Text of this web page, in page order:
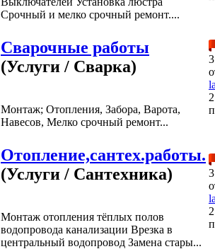
Срочный и мелко срочный ремонт....
Сварочные работы
(Услуги / Сварка)
Монтаж; Отопления, Забора, Варота,
Навесов, Мелко срочный ремонт...
Отопление,сантех.работы.
(Услуги / Сантехника)
Монтаж отопления тёплых полов
водопровода канализации Врезка в
центральный водопровод Замена стары...